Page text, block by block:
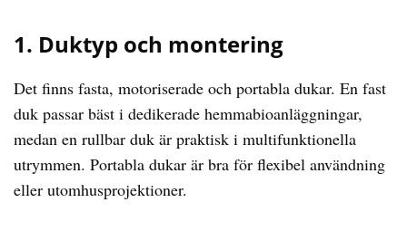
1. Duktyp och montering
Det finns fasta, motoriserade och portabla dukar. En fast
duk passar bäst i dedikerade hemmabioanläggningar,
medan en rullbar duk är praktisk i multifunktionella
utrymmen. Portabla dukar är bra för flexibel användning
eller utomhusprojektioner.